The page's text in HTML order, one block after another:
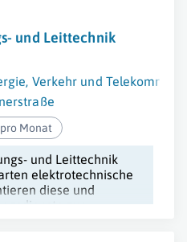
und Leittechnik
Verkehr und
pro Monat
und Leittechnik
elektrotechnische
diese und
zur